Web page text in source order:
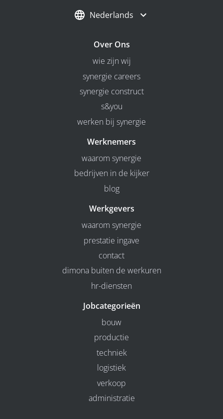
Nederlands
Over Ons
wie zijn wij
synergie careers
synergie construct
s&you
werken bij synergie
Werknemers
waarom synergie
bedrijven in de kijker
blog
Werkgevers
waarom synergie
prestatie ingave
contact
dimona buiten de werkuren
hr-diensten
Jobcategorieën
bouw
productie
techniek
logistiek
verkoop
administratie